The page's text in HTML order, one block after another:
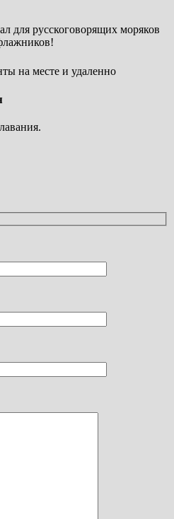
для русскоговорящих моряков
на месте и удаленно